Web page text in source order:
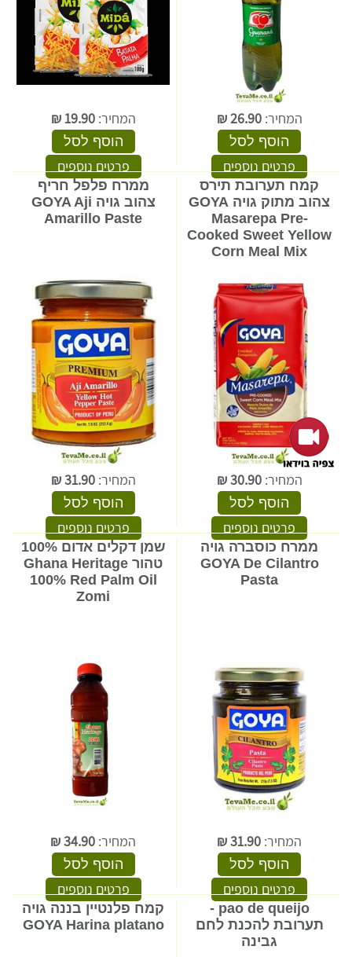
המחיר:26.90
₪
הוסף לסל
פרטים נוספים
המחיר:19.90
₪
הוסף לסל
פרטים נוספים
קמח תערובת תירס
צהוב מתוק גויה GOYA
Masarepa Pre-
Cooked Sweet Yellow
Corn Meal Mix
המחיר:30.90
₪
הוסף לסל
פרטים נוספים
ממרח פלפל חריף
צהוב גויה GOYA Aji
Amarillo Paste
המחיר:31.90
₪
הוסף לסל
פרטים נוספים
ממרח כוסברה גויה
GOYA De Cilantro
Pasta
המחיר: 31.90
₪
הוסף לסל
פרטים נוספים
שמן דקלים אדום 100%
טהור Ghana Heritage
100% Red Palm Oil
Zomi
המחיר: 34.90
₪
הוסף לסל
פרטים נוספים
pao de queijo -
תערובת להכנת לחם
גבינה
קמח פלנטיין בננה גויה
GOYA Harina platano